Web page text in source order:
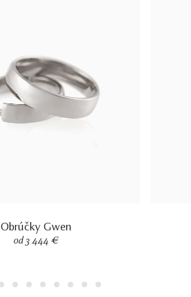
Obrúčky Gwen
od 3 444 €
3 4 5 6 7 8 9 10